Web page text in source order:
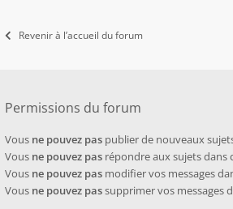
Revenir à l’accueil du forum
Permissions du forum
Vous ne pouvez pas publier de nouveaux
Vous ne pouvez pas répondre aux sujets dans
Vous ne pouvez pas modifier vos messages
Vous ne pouvez passupprimer vos messages